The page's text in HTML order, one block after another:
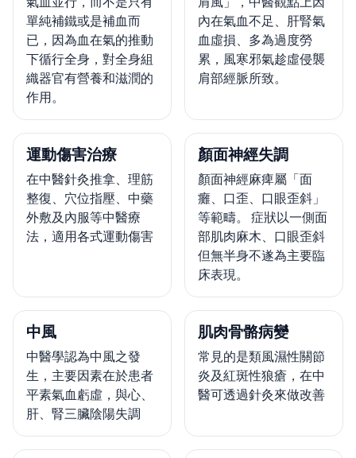
單純補鐵或是補血而
已，因為血在氣的推動
下循行全身，對全身組
織器官有營養和滋潤的
作用。
內在氣血不足、肝腎氣
血虛損、多為過度勞
累，風寒邪氣趁虛侵襲
肩部經脈所致。
運動傷害治療
在中醫針灸推拿、理筋
整復、穴位指壓、中藥
外敷及內服等中醫療
法，適用各式運動傷害
顏面神經失調
顏面神經麻痺屬「面
癱、口歪、口眼歪斜」
等範疇。 症狀以一側面
部肌肉麻木、口眼歪斜
但無半身不遂為主要臨
床表現。
中風
中醫學認為中風之發
生，主要因素在於患者
平素氣血虧虛，與心、
肝、腎三臟陰陽失調
肌肉骨骼病變
常見的是類風濕性關節
炎及紅斑性狼瘡，在中
醫可透過針灸來做改善